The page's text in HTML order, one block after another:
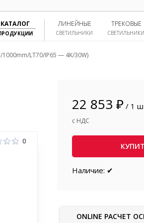
ТРЕКОВЫЕ
СВЕТИЛЬНИКИ
ЛИНЕЙНЫЕ
СВЕТИЛЬНИКИ
КАТАЛОГ
LT70/IP65 — 4K/30W)
0
22 853 ₽ / 1
с НДС
Наличие: ✔
ONLINE РАСЧЕТ